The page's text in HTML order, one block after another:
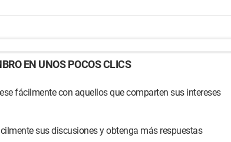
EN UNOS POCOS CLICS
fácilmente con aquellos que comparten sus intereses
sus discusiones y obtenga más respuestas